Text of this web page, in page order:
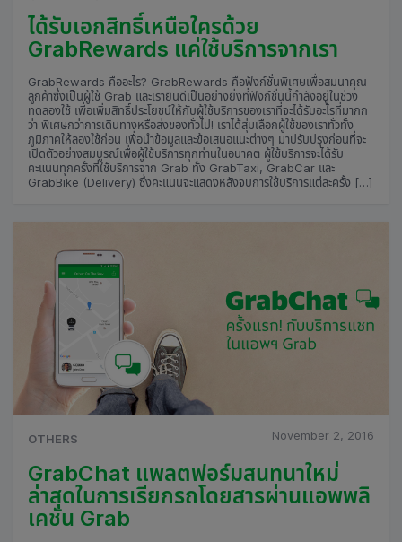
ได้รับเอกสิทธิ์เหนือใครด้วย
GrabRewards แค่ใช้บริการจากเรา
GrabRewards คืออะไร? GrabRewards คือฟังก์ชั่นพิเศษเพื่อสมนาคุณ
ลูกค้าซึ่งเป็นผู้ใช้ Grab และเรายินดีเป็นอย่างยิ่งที่ฟังก์ชั่นนี้กำลังอยู่ในช่วง
ทดลองใช้ เพื่อเพิ่มสิทธิ์ประโยชน์ให้กับผู้ใช้บริการของเราที่จะได้รับอะไรที่มากก
ว่า พิเศษกว่าการเดินทางหรือส่งของทั่วไป! เราได้สุ่มเลือกผู้ใช้ของเราทั่วทั้ง
ภูมิภาคให้ลองใช้ก่อน เพื่อนำข้อมูลและข้อเสนอแนะต่างๆ มาปรับปรุงก่อนที่จะ
เปิดตัวอย่างสมบูรณ์เพื่อผู้ใช้บริการทุกท่านในอนาคต ผู้ใช้บริการจะได้รับ
คะแนนทุกครั้งที่ใช้บริการจาก Grab ทั้ง GrabTaxi, GrabCar และ
GrabBike (Delivery) ซึ่งคะแนนจะแสดงหลังจบการใช้บริการแต่ละครั้ง […]
OTHERS November 2, 2016
GrabChat แพลตฟอร์มสนทนาใหม่
ล่าสุดในการเรียกรถโดยสารผ่านแอพพลิ
เคชั่น Grab